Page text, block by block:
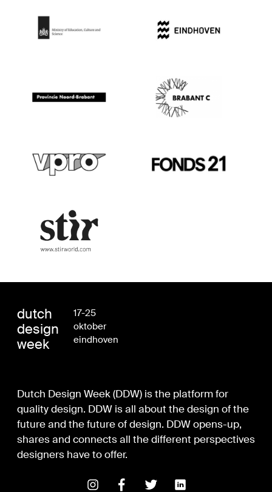
dutch
design
week
17-25
oktober
eindhoven
Dutch Design Week (DDW) is the platform for
quality design. DDW is all about the design of the
future and the future of design. DDW opens-up,
shares and connects all the different perspectives
designers have to offer.